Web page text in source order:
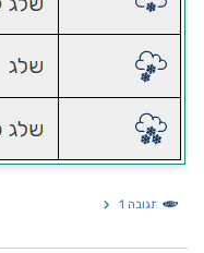
תגובה 1